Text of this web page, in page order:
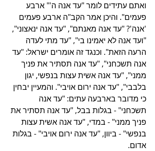
ואתם עתידים לומר "עד אנה ה'" ארבע
פעמים". והיכן אמר הקב"ה ארבע פעמים
'אנה'? "עד אנה מאנתם", "עד אנה ינאצוני",
"ועד אנה לא יאמינו בי", "עד מתי לעדה
הרעה הזאת". וכנגד זה אומרים ישראל: "עד
אנה תשכחני", "עד אנה תסתיר את פניך
ממני", "עד אנה אשית עצות בנפשי, יגון
בלבבי", "עד אנה ירום אויבי". והמעיין יבחין
כי מדובר בארבעה עתים: "עד אנה
תשכחני" - בגלות בבל, "עד אנה תסתיר את
פניך ממני" - במדי, "עד אנה אשית עצות
בנפשי" - ביוון, "עד אנה ירום אויבי" - בגלות
אדום.